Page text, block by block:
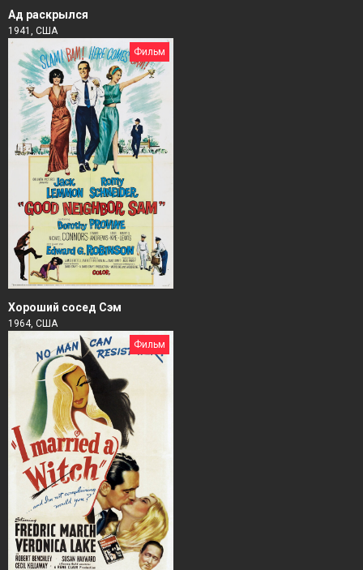
Ад раскрылся
1941, США
Фильм
Хороший сосед Сэм
1964, США
Фильм